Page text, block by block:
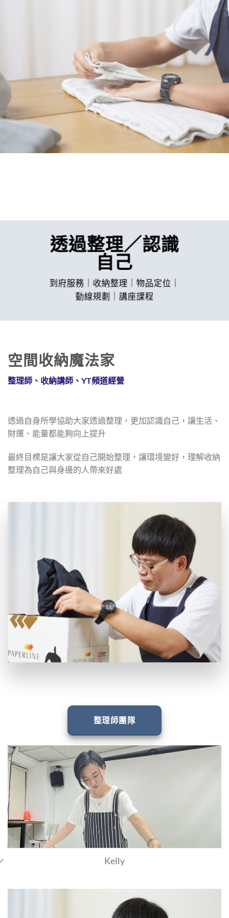
透過整理／認識
自己
到府服務｜收納整理｜物品定位｜
動線規劃｜講座課程
空間收納魔法家
整理師、收納講師、YT頻道經營
透過自身所學協助大家透過整理，更加認識自己，讓生活、
財運、能量都能夠向上提升
最終目標是讓大家從自己開始整理，讓環境變好，理解收納
整理為自己與身邊的人帶來好處
整理師團隊
Kelly